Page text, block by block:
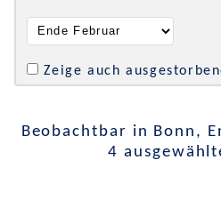
Zeige auch
Beobachtbar in Bonn,
4